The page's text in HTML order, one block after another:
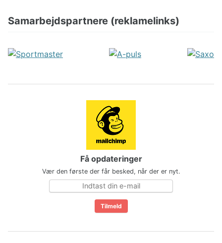
Samarbejdspartnere (reklamelinks)
Få opdateringer
Vær den første der får besked, når der er nyt.